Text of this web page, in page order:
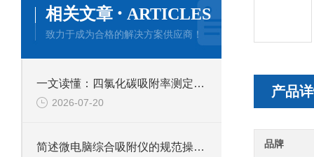
产品
品牌
相关文章 · ARTICLES
致力于成为合格的解决方案供应商！
一文读懂：四氯化碳吸附率测定仪的正确使用方法与避坑技巧
2026-07-20
简述微电脑综合吸附仪的规范操作流程